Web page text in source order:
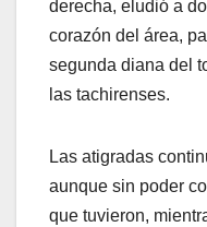
derecha, eludió a
corazón del área,
segunda diana del
las tachirenses.
Las atigradas
aunque sin poder
que tuvieron,